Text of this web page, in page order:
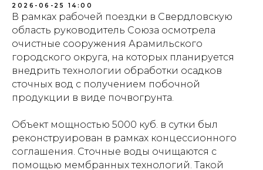
2026-06-25 14:00
В рамках рабочей поездки в Свердловскую
область руководитель Союза осмотрела
очистные сооружения Арамильского
городского округа, на которых планируется
внедрить технологии обработки осадков
сточных вод с получением побочной
продукции в виде почвогрунта.
Объект мощностью 5000 куб. в сутки был
реконструирован в рамках концессионного
соглашения. Сточные воды очищаются с
помощью мембранных технологий. Такой